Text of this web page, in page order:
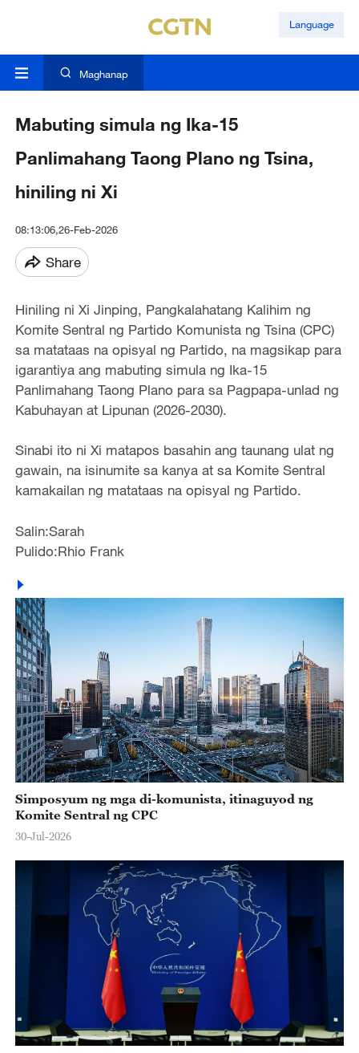
Language
Maghanap
Mabuting simula ng Ika-15
Panlimahang Taong Plano ng Tsina,
hiniling ni Xi
08:13:06,26-Feb-2026
Share
Hiniling ni Xi Jinping, Pangkalahatang Kalihim ng
Komite Sentral ng Partido Komunista ng Tsina (CPC)
sa matataas na opisyal ng Partido, na magsikap para
igarantiya ang mabuting simula ng Ika-15
Panlimahang Taong Plano para sa Pagpapa-unlad ng
Kabuhayan at Lipunan (2026-2030).
Sinabi ito ni Xi matapos basahin ang taunang ulat ng
gawain, na isinumite sa kanya at sa Komite Sentral
kamakailan ng matataas na opisyal ng Partido.
Salin:Sarah
Pulido:Rhio Frank
Simposyum ng mga di-komunista, itinaguyod ng
Komite Sentral ng CPC
30-Jul-2026